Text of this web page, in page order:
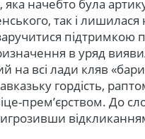
начебто була
так і
підтримкою
в уряд
на всі лади кляв
гордість,
прем’єрством. До